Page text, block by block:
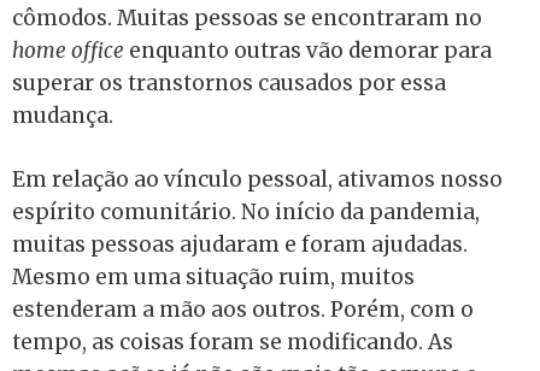
cômodos. Muitas pessoas se encontraram no
home office enquanto outras vão demorar para
superar os transtornos causados por essa
mudança.
Em relação ao vínculo pessoal, ativamos nosso
espírito comunitário. No início da pandemia,
muitas pessoas ajudaram e foram ajudadas.
Mesmo em uma situação ruim, muitos
estenderam a mão aos outros. Porém, com o
tempo, as coisas foram se modificando. As